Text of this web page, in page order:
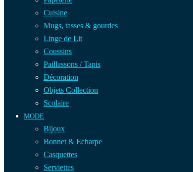
Cuisine
Mugs, tasses & gourdes
Linge de Lit
Coussins
Paillassons / Tapis
Décoration
Objets Collection
Scolaire
MODE
Bijoux
Bonnet & Echarpe
Casquettes
Serviettes